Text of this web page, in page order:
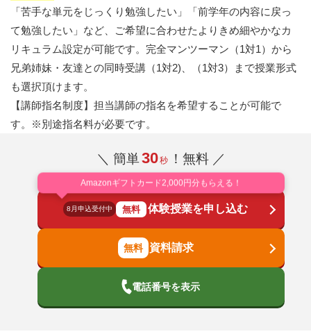
「苦手な単元をじっくり勉強したい」「前学年の内容に戻っ
て勉強したい」など、ご希望に合わせたよりきめ細やかなカ
リキュラム設定が可能です。完全マンツーマン（1対1）から
兄弟姉妹・友達との同時受講（1対2)、（1対3）まで授業形式
も選択頂けます。
【講師指名制度】担当講師の指名を希望することが可能で
す。※別途指名料が必要です。
＼ 簡単30秒 ！無料 ／
Amazonギフトカード2,000円分もらえる！
8月申込受付中 無料 体験授業を申し込む
資料請求
電話番号を表示